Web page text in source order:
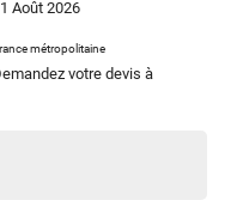
Août 2026
métropolitaine
votre devis à